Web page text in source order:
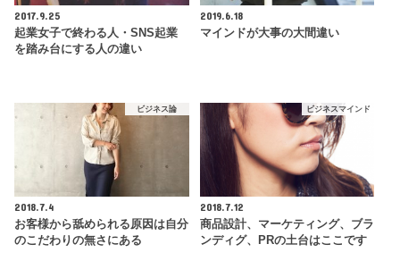
2017.9.25
起業女子で終わる人・SNS起業
を踏み台にする人の違い
2019.6.18
マインドが大事の大間違い
ビジネス論
2018.7.4
お客様から舐められる原因は自分
のこだわりの無さにある
ビジネスマインド
2018.7.12
商品設計、マーケティング、ブラ
ンディグ、PRの土台はここです